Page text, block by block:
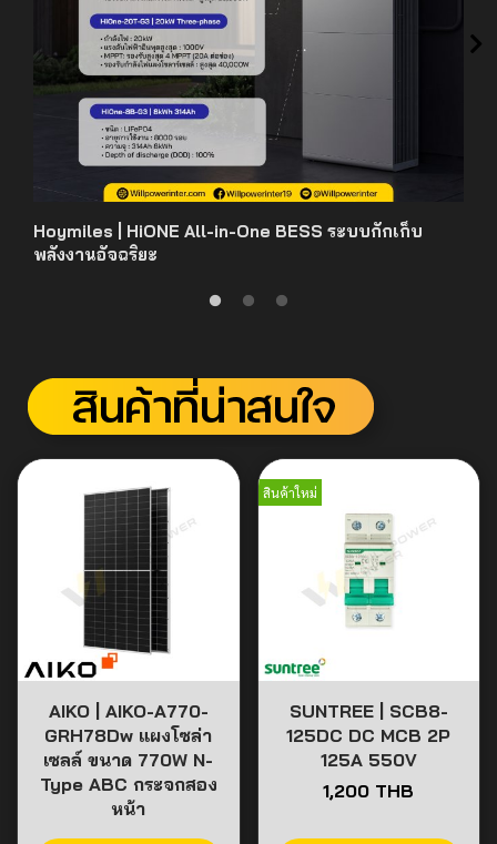
Hoymiles | HiONE All-in-One BESS ระบบกักเก็บ
พลังงานอัจฉริยะ
AIKO | AIKO-A770-
GRH78Dw แผงโซล่า
เซลล์ ขนาด 770W N-
Type ABC กระจกสอง
หน้า
สินค้าใหม่
SUNTREE | SCB8-
125DC DC MCB 2P
125A 550V
1,200 THB